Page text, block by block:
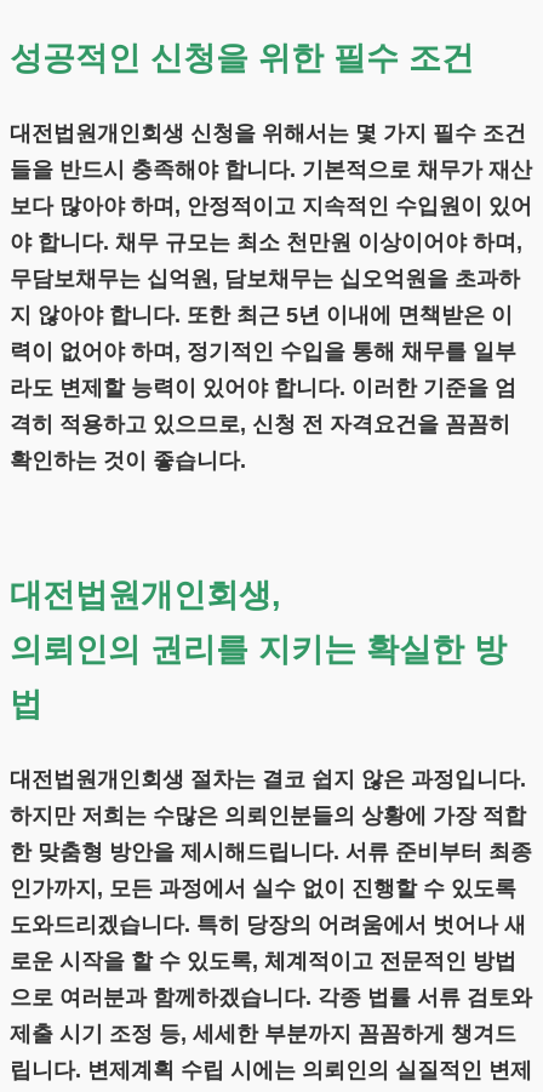
성공적인 신청을 위한 필수 조건
대전법원개인회생 신청을 위해서는 몇 가지 필수 조건
들을 반드시 충족해야 합니다. 기본적으로 채무가 재산
보다 많아야 하며, 안정적이고 지속적인 수입원이 있어
야 합니다. 채무 규모는 최소 천만원 이상이어야 하며,
무담보채무는 십억원, 담보채무는 십오억원을 초과하
지 않아야 합니다. 또한 최근 5년 이내에 면책받은 이
력이 없어야 하며, 정기적인 수입을 통해 채무를 일부
라도 변제할 능력이 있어야 합니다. 이러한 기준을 엄
격히 적용하고 있으므로, 신청 전 자격요건을 꼼꼼히
확인하는 것이 좋습니다.
대전법원개인회생,
의뢰인의 권리를 지키는 확실한 방
법
대전법원개인회생 절차는 결코 쉽지 않은 과정입니다.
하지만 저희는 수많은 의뢰인분들의 상황에 가장 적합
한 맞춤형 방안을 제시해드립니다. 서류 준비부터 최종
인가까지, 모든 과정에서 실수 없이 진행할 수 있도록
도와드리겠습니다. 특히 당장의 어려움에서 벗어나 새
로운 시작을 할 수 있도록, 체계적이고 전문적인 방법
으로 여러분과 함께하겠습니다. 각종 법률 서류 검토와
제출 시기 조정 등, 세세한 부분까지 꼼꼼하게 챙겨드
립니다. 변제계획 수립 시에는 의뢰인의 실질적인 변제